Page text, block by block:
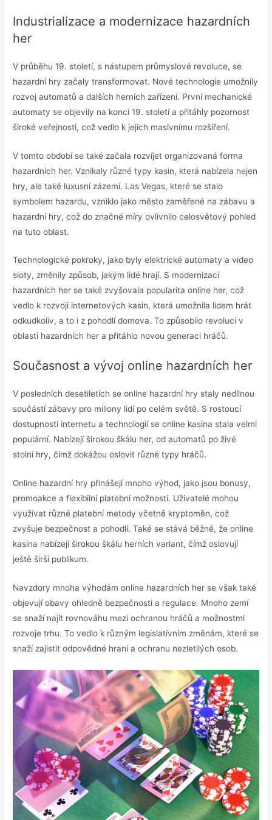
Industrializace a modernizace hazardních
her
V průběhu 19. století, s nástupem průmyslové revoluce, se
hazardní hry začaly transformovat. Nové technologie umožnily
rozvoj automatů a dalších herních zařízení. První mechanické
automaty se objevily na konci 19. století a přitáhly pozornost
široké veřejnosti, což vedlo k jejich masivnímu rozšíření.
V tomto období se také začala rozvíjet organizovaná forma
hazardních her. Vznikaly různé typy kasin, která nabízela nejen
hry, ale také luxusní zázemí. Las Vegas, které se stalo
symbolem hazardu, vzniklo jako město zaměřené na zábavu a
hazardní hry, což do značné míry ovlivnilo celosvětový pohled
na tuto oblast.
Technologické pokroky, jako byly elektrické automaty a video
sloty, změnily způsob, jakým lidé hrají. S modernizací
hazardních her se také zvyšovala popularita online her, což
vedlo k rozvoji internetových kasin, která umožnila lidem hrát
odkudkoliv, a to i z pohodlí domova. To způsobilo revoluci v
oblasti hazardních her a přitáhlo novou generaci hráčů.
Současnost a vývoj online hazardních her
V posledních desetiletích se online hazardní hry staly nedílnou
součástí zábavy pro miliony lidí po celém světě. S rostoucí
dostupností internetu a technologií se online kasina stala velmi
populární. Nabízejí širokou škálu her, od automatů po živé
stolní hry, čímž dokážou oslovit různé typy hráčů.
Online hazardní hry přinášejí mnoho výhod, jako jsou bonusy,
promoakce a flexibilní platební možnosti. Uživatelé mohou
využívat různé platební metody včetně kryptoměn, což
zvyšuje bezpečnost a pohodlí. Také se stává běžné, že online
kasina nabízejí širokou škálu herních variant, čímž oslovují
ještě širší publikum.
Navzdory mnoha výhodám online hazardních her se však také
objevují obavy ohledně bezpečnosti a regulace. Mnoho zemí
se snaží najít rovnováhu mezi ochranou hráčů a možnostmi
rozvoje trhu. To vedlo k různým legislativním změnám, které se
snaží zajistit odpovědné hraní a ochranu nezletilých osob.